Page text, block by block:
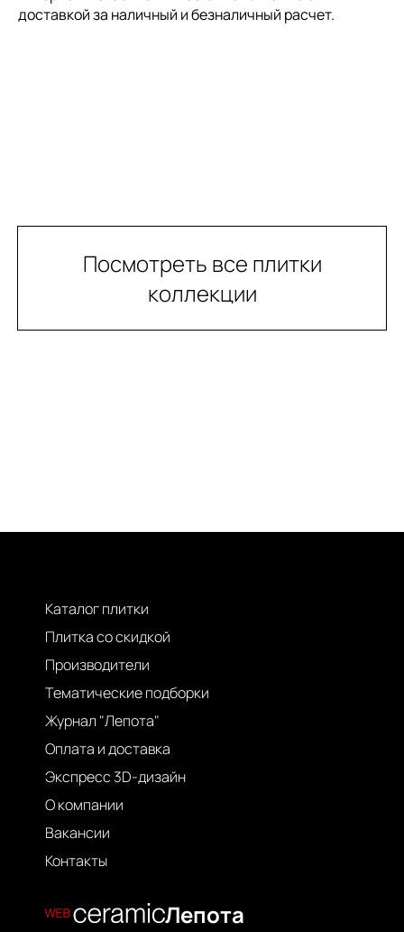
доставкой за наличный и безналичный расчет.
Посмотреть все плитки
коллекции
Каталог плитки
Плитка со скидкой
Производители
Тематические подборки
Журнал "Лепота"
Оплата и доставка
Экспресс 3D-дизайн
О компании
Вакансии
Контакты
Лепота